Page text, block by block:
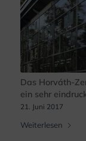
Das Horváth-
ein sehr
21. Juni 2017
Weiterlesen